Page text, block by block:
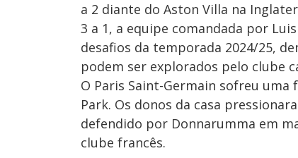
a 2 diante do Aston Villa na
3 a 1, a equipe comandada por
desafios da temporada 2024/25,
podem ser explorados pelo clube
O Paris Saint-Germain sofreu
Park. Os donos da casa
defendido por Donnarumma em
clube francês.